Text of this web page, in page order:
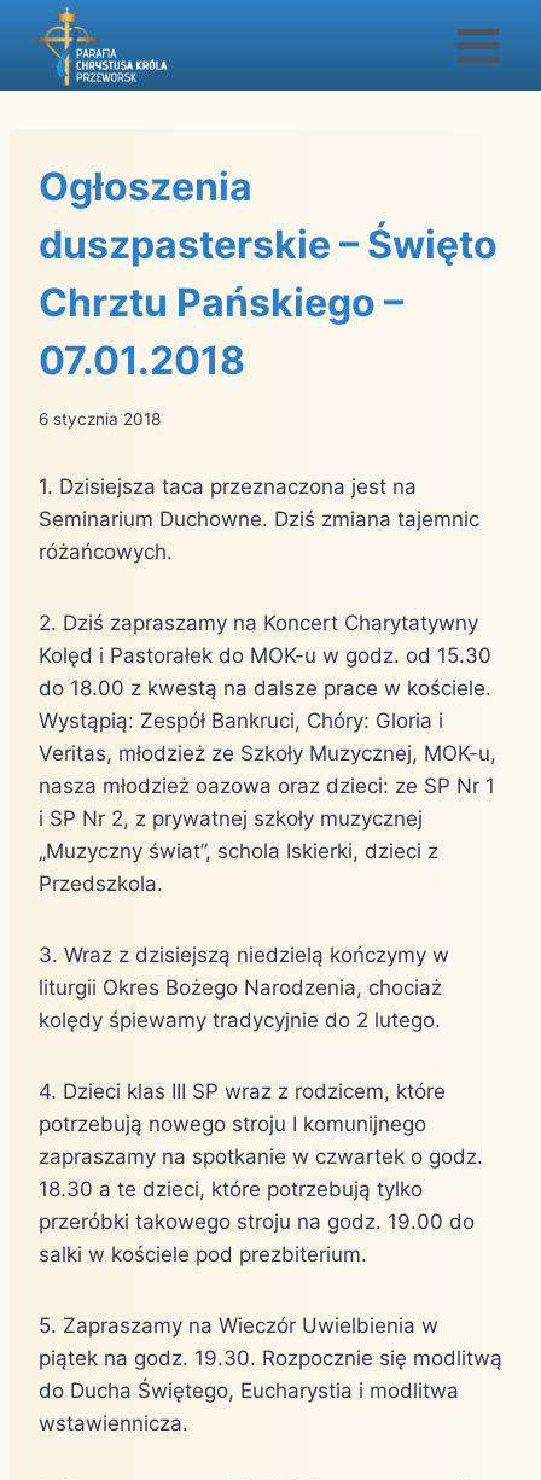
Przejdź
Ogłoszenia
duszpasterskie – Święto
Chrztu Pańskiego –
07.01.2018
6 stycznia 2018
1. Dzisiejsza taca przeznaczona jest na
Seminarium Duchowne. Dziś zmiana tajemnic
różańcowych.
2. Dziś zapraszamy na Koncert Charytatywny
Kolęd i Pastorałek do MOK-u w godz. od 15.30
do 18.00 z kwestą na dalsze prace w kościele.
Wystąpią: Zespół Bankruci, Chóry: Gloria i
Veritas, młodzież ze Szkoły Muzycznej, MOK-u,
nasza młodzież oazowa oraz dzieci: ze SP Nr 1
i SP Nr 2, z prywatnej szkoły muzycznej
„Muzyczny świat”, schola Iskierki, dzieci z
Przedszkola.
3. Wraz z dzisiejszą niedzielą kończymy w
liturgii Okres Bożego Narodzenia, chociaż
kolędy śpiewamy tradycyjnie do 2 lutego.
4. Dzieci klas III SP wraz z rodzicem, które
potrzebują nowego stroju I komunijnego
zapraszamy na spotkanie w czwartek o godz.
18.30 a te dzieci, które potrzebują tylko
przeróbki takowego stroju na godz. 19.00 do
salki w kościele pod prezbiterium.
5. Zapraszamy na Wieczór Uwielbienia w
piątek na godz. 19.30. Rozpocznie się modlitwą
do Ducha Świętego, Eucharystia i modlitwa
wstawiennicza.